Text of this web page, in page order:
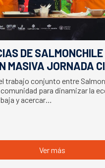
DE SALMONCHILE
MASIVA JORNADA
DEL BIMINISTRO
SALMÓN
trabajo conjunto entre
para dinamizar la
y acercar…
Ver más